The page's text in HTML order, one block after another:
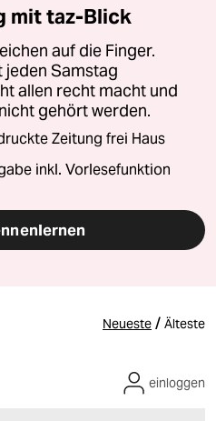
mit taz-Blick
auf die Finger.
jeden Samstag
allen recht macht und
gehört werden.
Zeitung frei Haus
inkl. Vorlesefunktion
Neueste / Älteste
einloggen